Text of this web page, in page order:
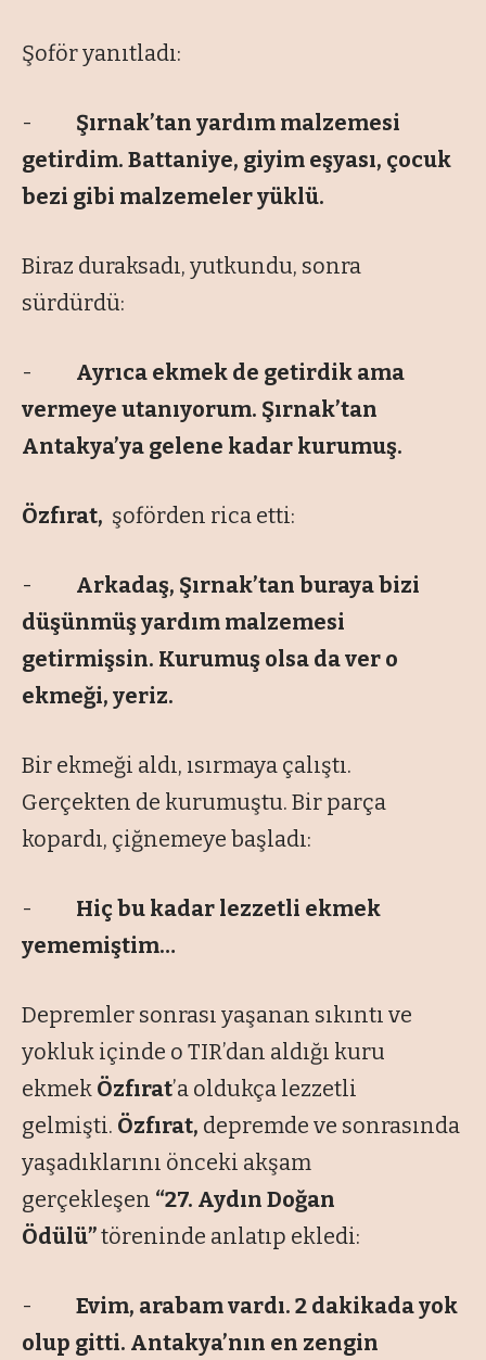
Şoför yanıtladı:
- Şırnak’tan yardım malzemesi
getirdim. Battaniye, giyim eşyası, çocuk
bezi gibi malzemeler yüklü.
Biraz duraksadı, yutkundu, sonra
sürdürdü:
- Ayrıca ekmek de getirdik ama
vermeye utanıyorum. Şırnak’tan
Antakya’ya gelene kadar kurumuş.
Özfırat, şoförden rica etti:
- Arkadaş, Şırnak’tan buraya bizi
düşünmüş yardım malzemesi
getirmişsin. Kurumuş olsa da ver o
ekmeği, yeriz.
Bir ekmeği aldı, ısırmaya çalıştı.
Gerçekten de kurumuştu. Bir parça
kopardı, çiğnemeye başladı:
- Hiç bu kadar lezzetli ekmek
yememiştim…
Depremler sonrası yaşanan sıkıntı ve
yokluk içinde o TIR’dan aldığı kuru
ekmek Özfırat’a oldukça lezzetli
gelmişti. Özfırat, depremde ve sonrasında
yaşadıklarını önceki akşam
gerçekleşen “27. Aydın Doğan
Ödülü”töreninde anlatıp ekledi:
- Evim, arabam vardı. 2 dakikada yok
olup gitti. Antakya’nın en zengin